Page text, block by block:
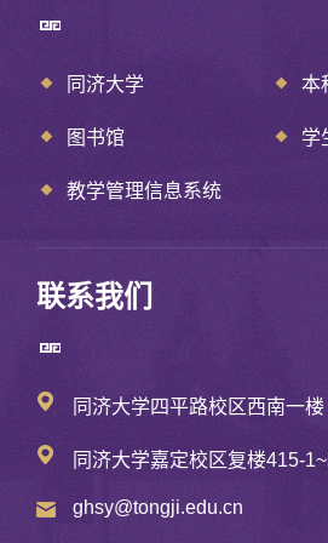
同济大学 本
图书馆 学
教学管理信息系统
联系我们
同济大学四平路校区西南一楼
同济大学嘉定校区复楼415-
ghsy@tongji.edu.cn